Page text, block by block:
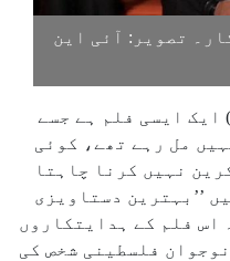
تصویر: آئی این
’’نو اَدر لینڈ‘‘ (No Other Land) ایک ایسی فلم ہے جسے
مل رہے تھے، کوئی
نہیں کرنا چاہتا
اس نے آسکر ۲۰۲۵ء میں ’’بہترین دستاویزی
اس فلم کے ہدایتکاروں
فلسطینی شخص کی